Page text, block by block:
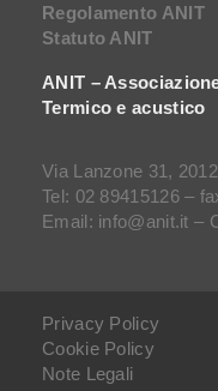
Regolamento ANIT
Statuto ANIT
ANIT –
Termico e acustico
Via Lanzone 31,
Tel: 02 89415126 –
Email: info@anit.it –
Privacy Policy
Cookie Policy
Note Legali